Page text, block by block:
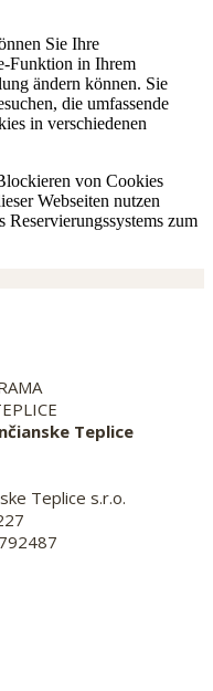
Sie Ihre
Funktion in Ihrem
ändern können. Sie
die umfassende
in verschiedenen
von Cookies
Webseiten nutzen
Reservierungssystems zum
Teplice
Teplice s.r.o.